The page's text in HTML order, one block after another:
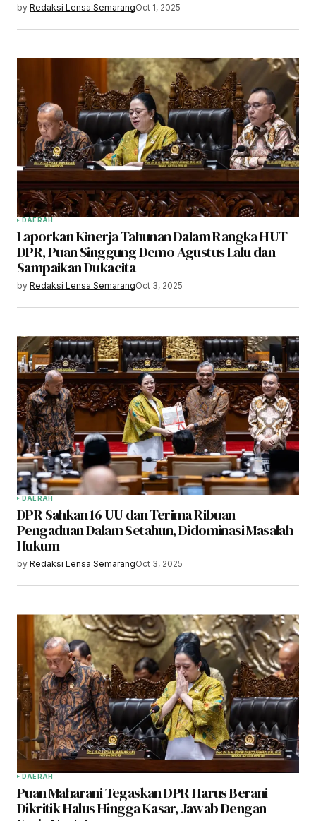
by Redaksi Lensa SemarangOct 1, 2025
DAERAH
Laporkan Kinerja Tahunan Dalam Rangka HUT
DPR, Puan Singgung Demo Agustus Lalu dan
Sampaikan Dukacita
by Redaksi Lensa SemarangOct 3, 2025
DAERAH
DPR Sahkan 16 UU dan Terima Ribuan
Pengaduan Dalam Setahun, Didominasi Masalah
Hukum
by Redaksi Lensa SemarangOct 3, 2025
DAERAH
Puan Maharani Tegaskan DPR Harus Berani
Dikritik Halus Hingga Kasar, Jawab Dengan